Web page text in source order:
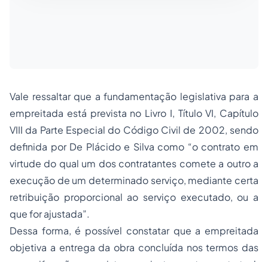
Vale ressaltar que a fundamentação legislativa para a
empreitada está prevista no Livro I, Título VI, Capítulo
VIII da Parte Especial do Código Civil de 2002, sendo
definida por De Plácido e Silva como “o contrato em
virtude do qual um dos contratantes comete a outro a
execução de um determinado serviço, mediante certa
retribuição proporcional ao serviço executado, ou a
que for ajustada”.
Dessa forma, é possível constatar que a empreitada
objetiva a entrega da obra concluída nos termos das